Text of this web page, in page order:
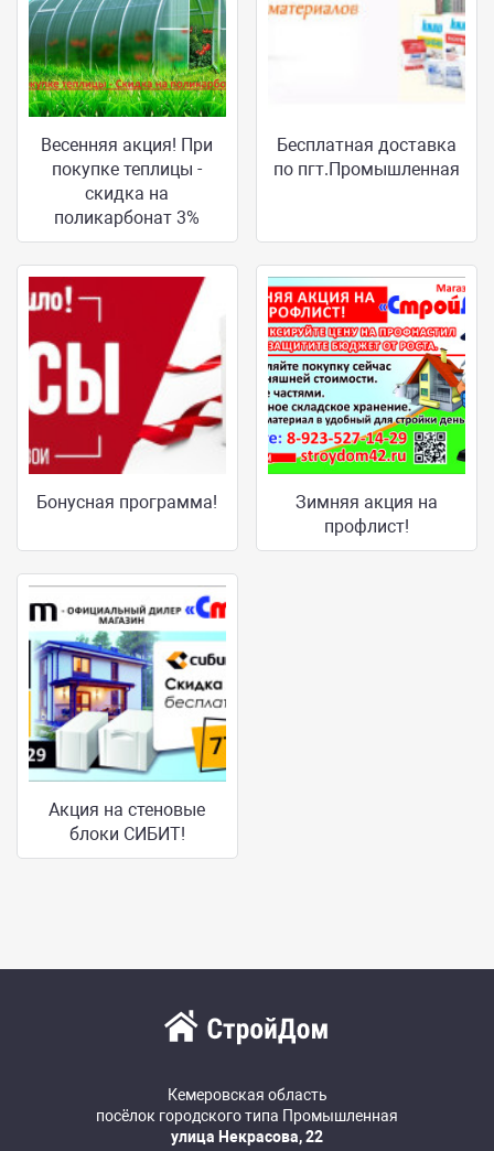
Весенняя акция! При
покупке теплицы -
скидка на
поликарбонат 3%
Бесплатная доставка
по пгт.Промышленная
Бонусная программа!
Зимняя акция на
профлист!
Акция на стеновые
блоки СИБИТ!
Кемеровская область
посёлок городского типа Промышленная
улица Некрасова, 22